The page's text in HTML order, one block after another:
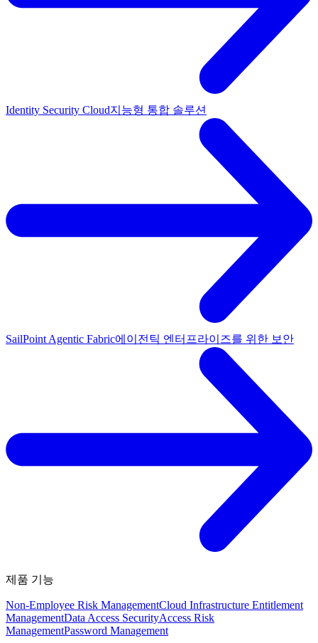
Identity Security Cloud지능형 통합 솔루션
SailPoint Agentic Fabric에이전틱 엔터프라이즈를 위한 보안
제품 기능
Non-Employee Risk ManagementCloud Infrastructure Entitlement
ManagementData Access SecurityAccess Risk
ManagementPassword Management